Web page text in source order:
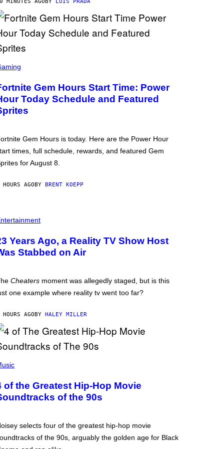
Gem Hours Start Time: Power
Today Schedule and Featured
Gem Hours is today. Here are the Power Hour
times, full schedule, rewards, and featured Gem
for August 8.
AGO BY BRENT KOEPP
Years Ago, a Reality TV Show Host
Stabbed on Air
Cheaters moment was allegedly staged, but is this
one example where reality tv went too far?
AGO BY HALEY MILLER
of the Greatest Hip-Hop Movie
of the 90s
selects four of the greatest hip-hop movie
of the 90s, arguably the golden age for Black